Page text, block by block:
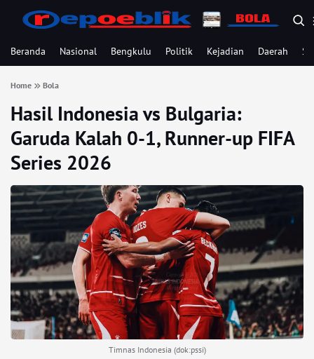
Beranda Nasional Bengkulu Politik Kejadian Daerah
Home Bola
Hasil Indonesia vs Bulgaria:
Garuda Kalah 0-1, Runner-up FIFA
Series 2026
Timnas Indonesia (dok:pssi)